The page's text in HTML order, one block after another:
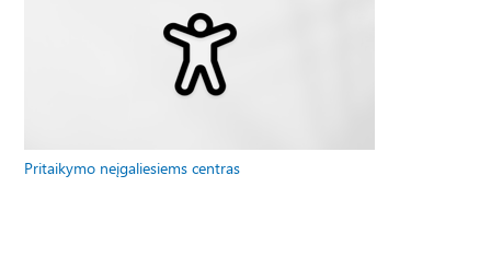
Pritaikymo neįgaliesiems centras